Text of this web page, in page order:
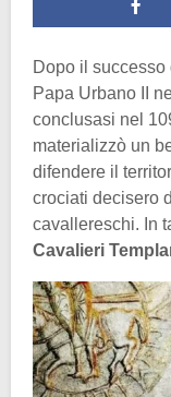
Dopo il
Papa Urbano II
conclusasi nel
materializzò un
difendere il
crociati decisero
cavallereschi. In
Cavalieri